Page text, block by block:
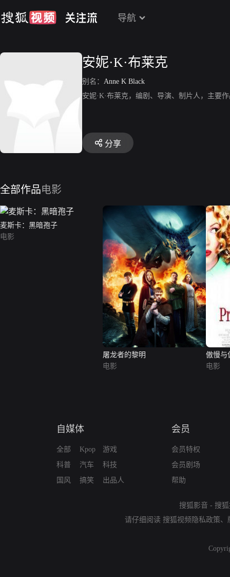
导航
安妮·K·布莱克
别名： Anne K Black
安妮·K·布莱克，编剧、导演、制片人，主要
分享
全部作品电影
麦斯卡：黑暗孢子
电影
屠龙者的黎明
电影
傲慢与
电影
自媒体
全部
科普
国风
Kpop
汽车
搞笑
游戏
科技
出品人
会员
会员特权
会员剧场
帮助
搜狐影音 - 搜
请仔细阅读 搜狐视频隐私政策、